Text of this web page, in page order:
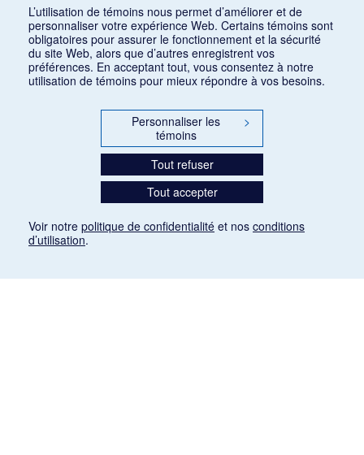
L’utilisation de témoins nous permet d’améliorer et de
personnaliser votre expérience Web. Certains témoins sont
obligatoires pour assurer le fonctionnement et la sécurité
du site Web, alors que d’autres enregistrent vos
préférences. En acceptant tout, vous consentez à notre
utilisation de témoins pour mieux répondre à vos besoins.
Personnaliser les
témoins
>
Tout refuser
Tout accepter
Voir notre politique de confidentialité et nos conditions
d’utilisation.